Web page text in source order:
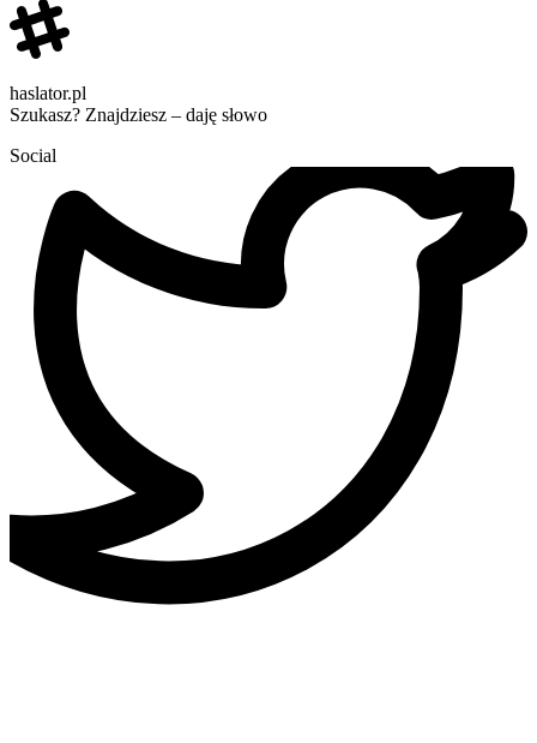
haslator.pl
Szukasz? Znajdziesz – daję słowo
Social